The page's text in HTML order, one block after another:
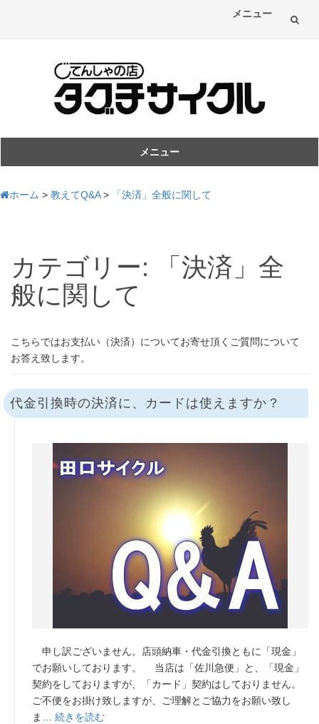
メニュー
ス
プ
メニュー
ンホーム > 教えてQ&A> 「決済」全般に関して
カテゴリー:
「決済」全
般に関して
こちらではお支払い（決済）についてお寄せ頂くご質問について
お答え致します。
代金引換時の決済に、カードは使えますか？
申し訳ございません。店頭納車・代金引換ともに「現金」
でお願いしております。 当店は「佐川急便」と、「現金」
契約をしておりますが、「カード」契約はしておりません。
ご不便をお掛け致しますが、ご理解とご協力をお願い致し
ま… 続きを読む